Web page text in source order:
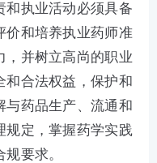
和执业活动必须具备
价和培养执业药师准
，并树立高尚的职业
和合法权益，保护和
与药品生产、流通和
规定，掌握药学实践
要求。